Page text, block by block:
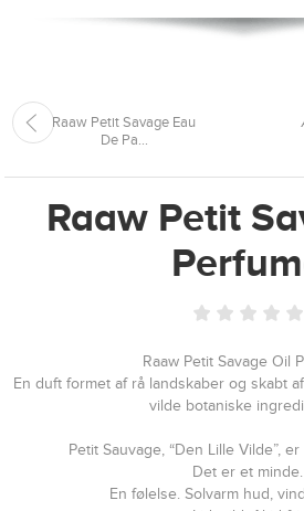
Raaw Petit Savage Eau
De Pa...
Raaw Petit
Raaw Petit Savage Oil
En duft formet af rå landskaber og skabt
vilde botaniske
Petit Sauvage, “Den Lille Vilde”,
Det er et minde.
En følelse. Solvarm hud,